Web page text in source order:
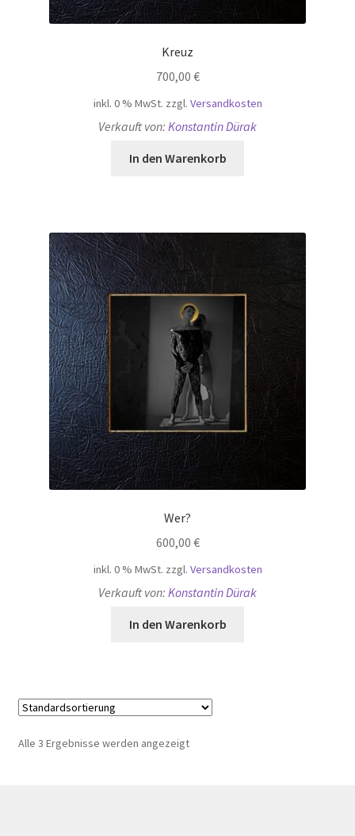
Kreuz
700,00 €
inkl. 0 % MwSt. zzgl. Versandkosten
Verkauft von: Konstantin Dürak
In den Warenkorb
Wer?
600,00 €
inkl. 0 % MwSt. zzgl. Versandkosten
Verkauft von: Konstantin Dürak
In den Warenkorb
Alle 3 Ergebnisse werden angezeigt